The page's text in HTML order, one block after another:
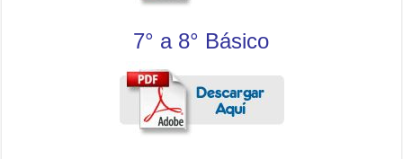
7° a 8° Básico